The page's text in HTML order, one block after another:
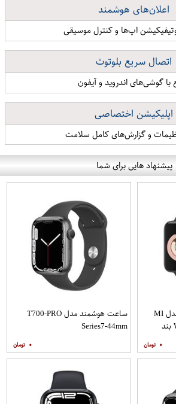
اعلان‌های هوشمند
اپ‌ها و کنترل موسیقی
اتصال سریع بلوتوث
اپلیکیشن اختصاصی
پیشنهاد هایی برای شما
ساعت هوشمند شیائومی مدل MI
WHATCH Lite GLOBALl بند
۰
ساعت هوشمند مدل T700-PRO
Series7-44mm
۰